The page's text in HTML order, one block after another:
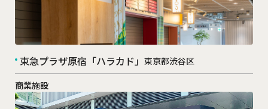
東急プラザ原宿「ハラカド」 東京都渋谷区
商業施設